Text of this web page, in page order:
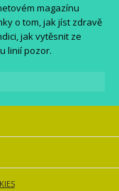
magazínu
o tom, jak jíst zdravě
jak vytěsnit ze
linií pozor.